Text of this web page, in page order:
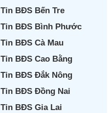
Tin BĐS Bến Tre
Tin BĐS Bình Phước
Tin BĐS Cà Mau
Tin BĐS Cao Bằng
Tin BĐS Đắk Nông
Tin BĐS Đồng Nai
Tin BĐS Gia Lai